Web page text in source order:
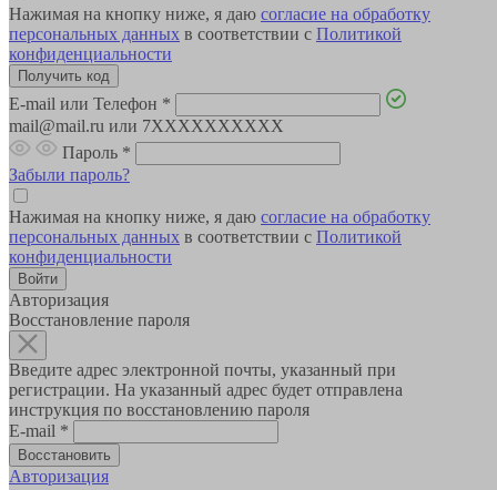
Нажимая на кнопку ниже, я даю согласие на обработку
персональных данных в соответствии с Политикой
конфиденциальности
E-mail или Телефон *
mail@mail.ru или 7XXXXXXXXXX
Пароль *
Забыли пароль?
Нажимая на кнопку ниже, я даю согласие на обработку
персональных данных в соответствии с Политикой
конфиденциальности
Авторизация
Восстановление пароля
Введите адрес электронной почты, указанный при
регистрации. На указанный адрес будет отправлена
инструкция по восстановлению пароля
E-mail *
Авторизация